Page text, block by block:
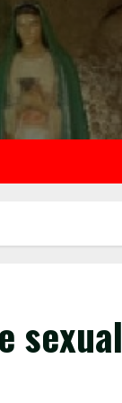
sexual